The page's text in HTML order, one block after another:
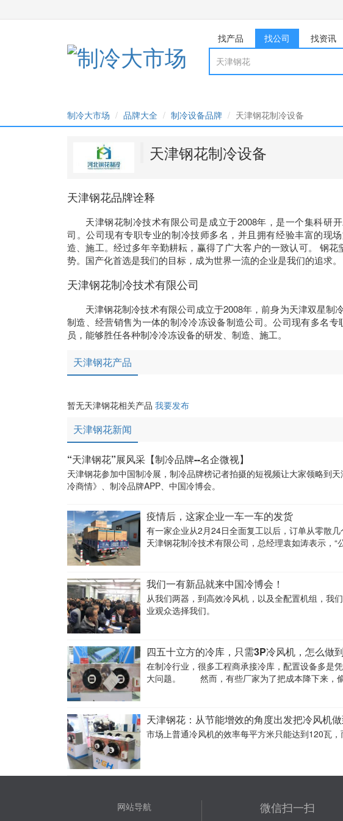
找产品 找公司 找资讯
制冷大市场 品牌大全 制冷设备品牌 天津钢花制冷设备
天津钢花制冷设备
天津钢花品牌诠释
天津钢花制冷技术有限公司是成立于2008年，是一个集科研
司。公司现有专职专业的制冷技师多名，并且拥有经验丰富的现
造、施工。经过多年辛勤耕耘，赢得了广大客户的一致认可。 钢
势。国产化首选是我们的目标，成为世界一流的企业是我们的追求。
天津钢花制冷技术有限公司
天津钢花制冷技术有限公司成立于2008年，前身为天津双星制
制造、经营销售为一体的制冷冷冻设备制造公司。公司现有多名
员，能够胜任各种制冷冷冻设备的研发、制造、施工。
天津钢花产品
暂无天津钢花相关产品 我要发布
天津钢花新闻
“天津钢花”展风采【制冷品牌--名企微视】
天津钢花参加中国制冷展，制冷品牌榜记者拍摄的短视频让大家领略到
冷商情》、制冷品牌APP、中国冷博会。
疫情后，这家企业一车一车的发货
有一家企业从2月24日全面复工以后，订单从零散几个到现
天津钢花制冷技术有限公司，总经理袁如涛表示，
我们一有新品就来中国冷博会！
从我们两器，到高效冷风机，以及全配置机组，我
业观众选择我们。
四五十立方的冷库，只需3P冷风机，怎么做
在制冷行业，很多工程商承接冷库，配置设备多是
大问题。 然而，有些厂家为了把成本降下来，偷工减料，降低工艺标准，从而导致像冷风机等产品存在很多
天津钢花：从节能增效的角度出发把冷风机
市场上普通冷风机的效率每平方米只能达到120瓦
网站导航
微信扫一扫